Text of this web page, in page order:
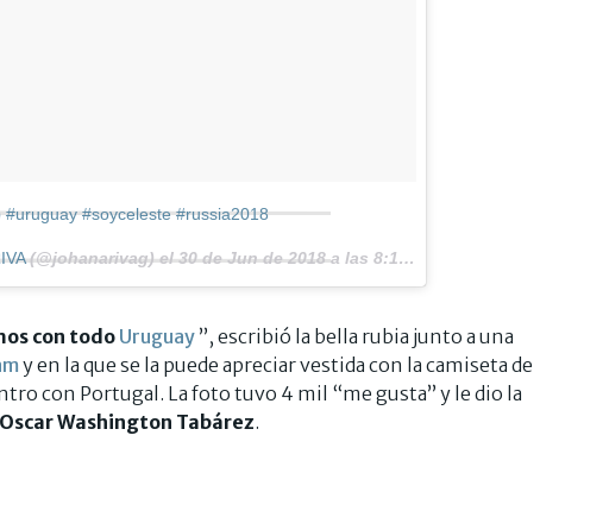
#soyceleste #russia2018
(@johanarivag) el30 de Jun de 2018 a las 8:17 PDT
con todo Uruguay ”, escribió la bella rubia junto a una
y en la que se la puede apreciar vestida con la camiseta de
con Portugal. La foto tuvo 4 mil “me gusta” y le dio la
Washington Tabárez.